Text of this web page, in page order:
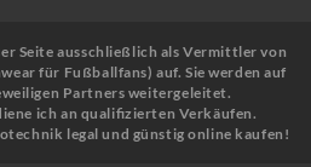
Seite ausschließlich als Vermittler von
für Fußballfans) auf. Sie werden auf
Partners weitergeleitet.
ich an qualifizierten Verkäufen.
legal und günstig online kaufen!